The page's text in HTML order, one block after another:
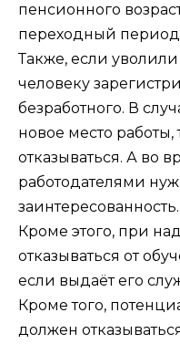
пенсионного
переходный
Также, если
человеку
безработного. В
новое место
отказываться. А во
работодателями
заинтересованность.
Кроме этого, при
отказываться от
если выдаёт его
Кроме того,
должен